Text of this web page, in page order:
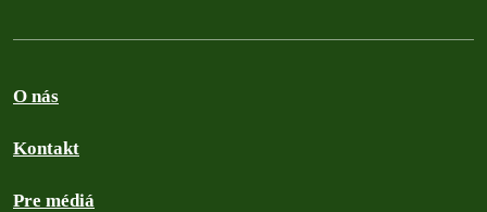
O nás
Kontakt
Pre médiá